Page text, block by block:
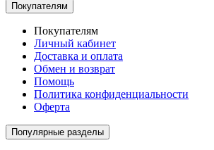
Покупателям
Покупателям
Личный кабинет
Доставка и оплата
Обмен и возврат
Помощь
Политика конфиденциальности
Оферта
Популярные разделы